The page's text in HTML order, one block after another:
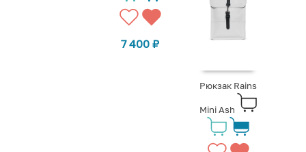
7 400₽
Рюкзак Rains
Mini Ash